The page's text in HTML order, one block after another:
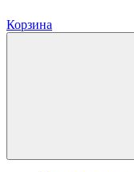
Корзина